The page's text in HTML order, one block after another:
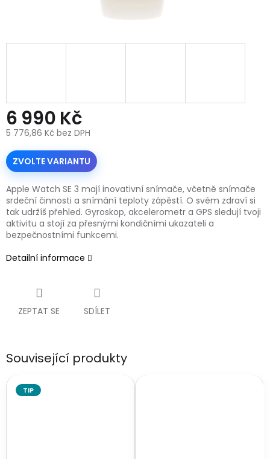
6 990 Kč
5 776,86 Kč bez DPH
Měrná
cena:
ZVOLTE VARIANTU
Apple Watch SE 3 mají inovativní snímače, včetně snímače
srdeční činnosti a snímání teploty zápěstí. O svém zdraví si
tak udržíš přehled. Gyroskop, akcelerometr a GPS sledují tvoji
aktivitu a stojí za přesnými kondičními ukazateli a
bezpečnostními funkcemi.
Detailní informace
ZEPTAT SE SDÍLET
Související produkty
TIP